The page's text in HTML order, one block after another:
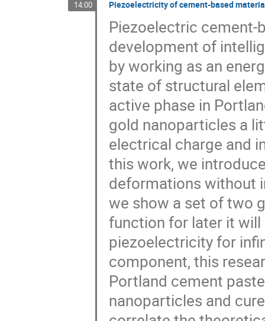
14:00 Piezoelectricity of cement-based
Piezoelectric cement-
development of
by working as an
state of structural
active phase in
gold nanoparticles a
electrical charge and
this work, we
deformations without
we show a set of two
function for later it
piezoelectricity for
component, this
Portland cement
nanoparticles and